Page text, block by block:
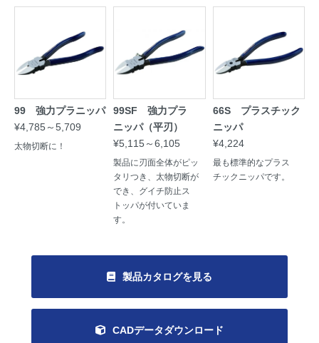
99 強力プラニッパ
¥4,785～5,709
太物切断に！
99SF 強力プラ
ニッパ（平刃）
¥5,115～6,105
製品に刃面全体がピッ
タリつき、太物切断が
でき、グイチ防止ス
トッパが付いていま
す。
66S プラスチック
ニッパ
¥4,224
最も標準的なプラス
チックニッパです。
製品カタログを見る
CADデータダウンロード